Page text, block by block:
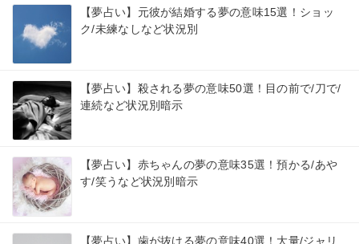
【夢占い】元彼が結婚する夢の意味15選！ショッ
ク/未練なしなど状況別
【夢占い】殺される夢の意味50選！目の前で/刀で/
連続など状況別暗示
【夢占い】赤ちゃんの夢の意味35選！預かる/あや
す/笑うなど状況別暗示
【夢占い】歯が抜ける夢の意味40選！大量/ジャリ